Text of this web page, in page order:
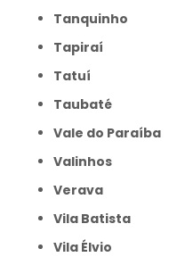
Tanquinho
Tapiraí
Tatuí
Taubaté
Vale do Paraíba
Valinhos
Verava
Vila Batista
Vila Élvio